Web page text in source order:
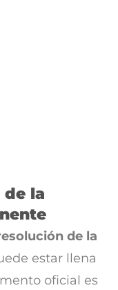
de la
de la
estar llena
oficial es